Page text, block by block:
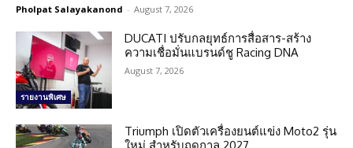
Pholpat Salayakanond - August 7, 2026
รายงานพิเศษ
DUCATI ปรับกลยุทธ์การสื่อสาร-สร้าง
ความเชื่อมั่นแบรนด์ชู Racing DNA
August 7, 2026
Triumph เปิดตัวเครื่องยนต์แข่ง Moto2 รุ่น